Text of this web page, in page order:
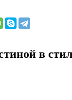
в стиле